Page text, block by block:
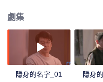
劇集
隱身的名字_01 隱身